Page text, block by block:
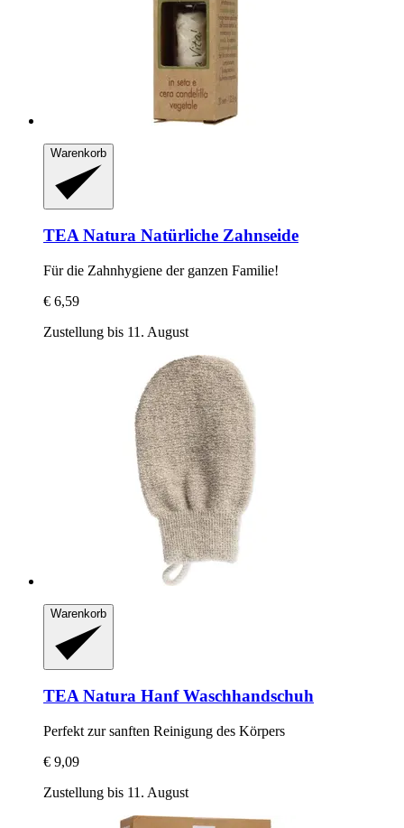
Warenkorb
TEA Natura Natürliche Zahnseide
Für die Zahnhygiene der ganzen Familie!
€ 6,59
Zustellung bis 11. August
Warenkorb
TEA Natura Hanf Waschhandschuh
Perfekt zur sanften Reinigung des Körpers
€ 9,09
Zustellung bis 11. August